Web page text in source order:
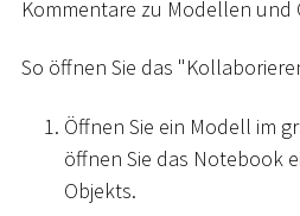
Kommentare zu Modellen
So öffnen Sie das
Öffnen Sie ein Modell im
öffnen Sie das Notebook
Objekts.